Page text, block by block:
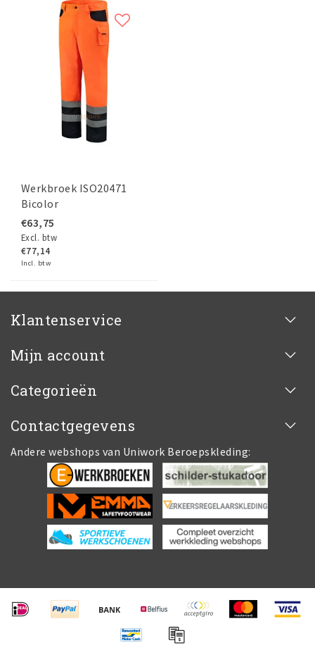
Werkbroek ISO20471
Bicolor
€63,75
Excl. btw
€77,14
Incl. btw
Klantenservice
Mijn account
Categorieën
Contactgegevens
Andere webshops van Uniwork Beroepskleding: